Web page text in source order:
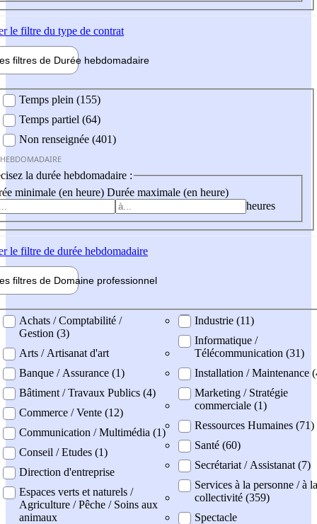
le filtre du type de contrat
filtres de Durée hebdomadaire
Temps plein (155)
Temps partiel (64)
Non renseignée (401)
la durée hebdomadaire :
minimale (en heure) Durée maximale (en heure)
heures
le filtre de durée hebdomadaire
filtres de Domaine professionnel
professionel
Achats / Comptabilité /
Gestion (3)
Arts / Artisanat d'art
Banque / Assurance (1)
Bâtiment / Travaux Publics (4)
Commerce / Vente (12)
Communication / Multimédia (1)
Conseil / Etudes (1)
Direction d'entreprise
Espaces verts et naturels /
Agriculture / Pêche / Soins aux
animaux
Industrie (11)
Informatique /
Télécommunication (31)
Installation / Maintenance
Marketing / Stratégie
commerciale (1)
Ressources Humaines (71)
Santé (60)
Secrétariat / Assistanat (7)
Services à la personne / à la
collectivité (359)
Spectacle